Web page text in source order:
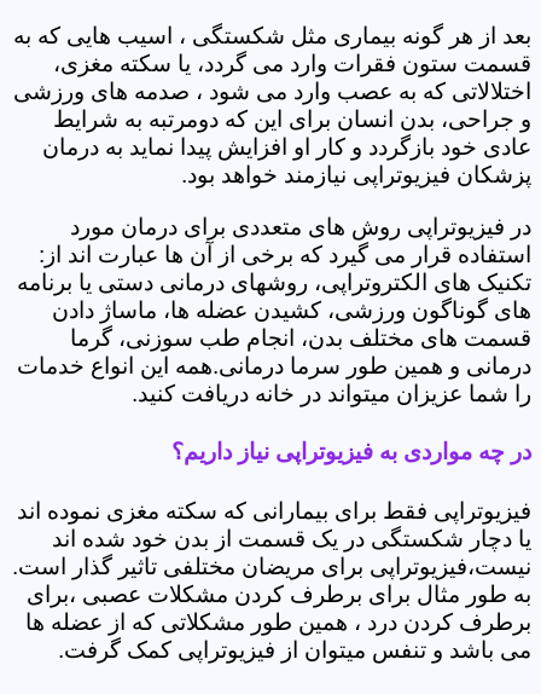
بعد از هر گونه بیماری مثل شکستگی ، اسیب هایی که به
قسمت ستون فقرات وارد می گردد، یا سکته مغزی،
اختلالاتی که به عصب وارد می شود ، صدمه های ورزشی
و جراحی، بدن انسان برای این که دومرتبه به شرایط
عادی خود بازگردد و کار او افزایش پیدا نماید به درمان
پزشکان فیزیوتراپی نیازمند خواهد بود.
در فیزیوتراپی روش های متعددی برای درمان مورد
استفاده قرار می گیرد که برخی از آن ها عبارت اند از:
تکنیک های الکتروتراپی، روشهای درمانی دستی یا برنامه
های گوناگون ورزشی، کشیدن عضله ها، ماساژ دادن
قسمت های مختلف بدن، انجام طب سوزنی، گرما
درمانی و همین طور سرما درمانی.همه این انواع خدمات
را شما عزیزان میتواند در خانه دریافت کنید.
در چه مواردی به فیزیوتراپی نیاز داریم؟
فیزیوتراپی فقط برای بیمارانی که سکته مغزی نموده اند
یا دچار شکستگی در یک قسمت از بدن خود شده اند
نیست،فیزیوتراپی برای مریضان مختلفی تاثیر گذار است.
به طور مثال برای برطرف کردن مشکلات عصبی ،برای
برطرف کردن درد ، همین طور مشکلاتی که از عضله ها
می باشد و تنفس میتوان از فیزیوتراپی کمک گرفت.